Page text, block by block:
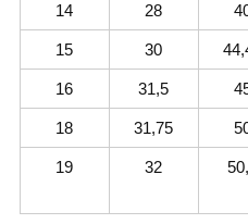
14 28
15 30
16 31,5
18 31,75
19 32